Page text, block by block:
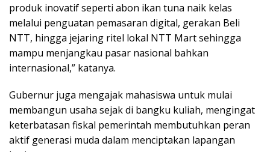
produk inovatif seperti abon ikan tuna naik kelas
melalui penguatan pemasaran digital, gerakan Beli
NTT, hingga jejaring ritel lokal NTT Mart sehingga
mampu menjangkau pasar nasional bahkan
internasional,” katanya.
Gubernur juga mengajak mahasiswa untuk mulai
membangun usaha sejak di bangku kuliah, mengingat
keterbatasan fiskal pemerintah membutuhkan peran
aktif generasi muda dalam menciptakan lapangan